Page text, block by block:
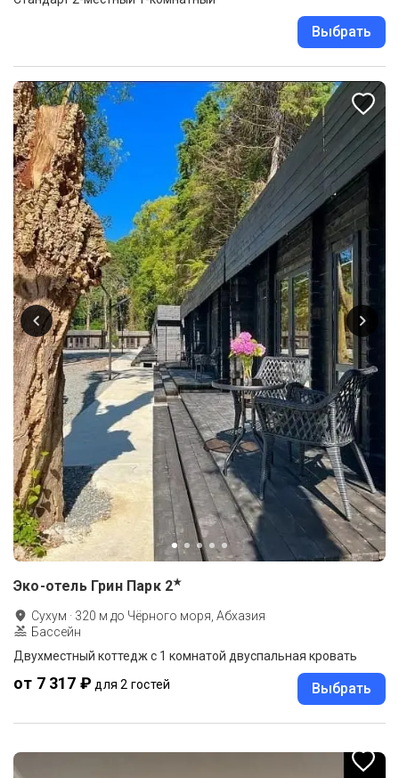
Выбрать
Эко-отель Грин Парк 2★
Сухум · 320 м до Чёрного моря, Абхазия
Бассейн
Двухместный коттедж c 1 комнатой двуспальная кровать
от 7 317 ₽ для 2 гостей Выбрать